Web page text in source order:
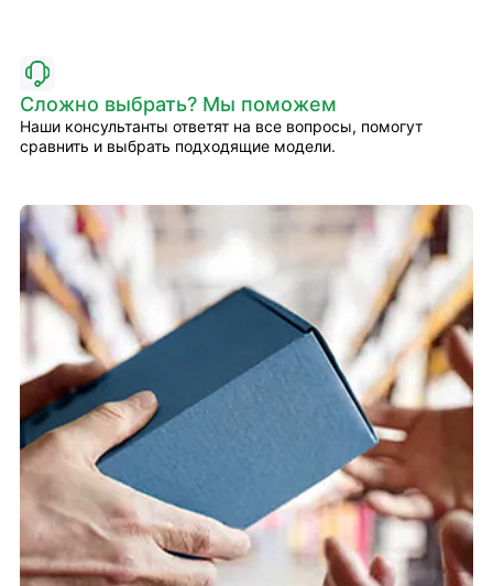
Сложно выбрать? Мы поможем
Наши консультанты ответят на все вопросы, помогут
сравнить и выбрать подходящие модели.